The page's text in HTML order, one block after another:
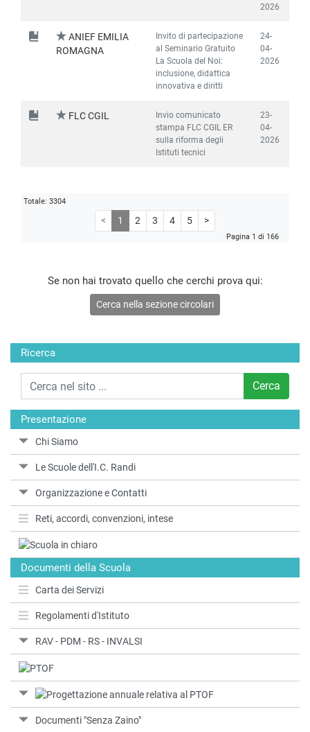
Ricerca
Cerca
Presentazione
Chi Siamo
Le Scuole dell'I.C. Randi
Organizzazione e Contatti
Reti, accordi, convenzioni, intese
Documenti della Scuola
Carta dei Servizi
Regolamenti d'Istituto
RAV - PDM - RS - INVALSI
Documenti "Senza Zaino"
2026
ANIEF EMILIA
ROMAGNA
Invito di partecipazione
al Seminario Gratuito
La Scuola del Noi:
inclusione, didattica
innovativa e diritti
24-
04-
2026
FLC CGIL
Invio comunicato
stampa FLC CGIL ER
sulla riforma degli
Istituti tecnici
23-
04-
2026
Totale: 3304
< 1 2 3 4 5 >
Pagina 1 di 166
Se non hai trovato quello che cerchi prova qui:
Cerca nella sezione circolari